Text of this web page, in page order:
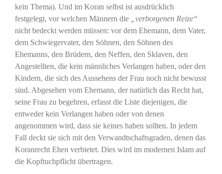
kein Thema). Und im Koran selbst ist ausdrücklich
festgelegt, vor welchen Männern die
„verborgenen Reize“
nicht bedeckt werden müssen: vor dem Ehemann, dem Vater,
dem Schwiegervater, den Söhnen, den Söhnen des
Ehemanns, den Brüdern, den Neffen, den Sklaven, den
Angestellten, die kein männliches Verlangen haben, oder den
Kindern, die sich des Aussehens der Frau noch nicht bewusst
sind. Abgesehen vom Ehemann, der natürlich das Recht hat,
seine Frau zu begehren, erfasst die Liste diejenigen, die
entweder kein Verlangen haben oder von denen
angenommen wird, dass sie keines haben sollten. In jedem
Fall deckt sie sich mit den Verwandtschaftsgraden, denen das
Koranrecht Ehen verbietet. Dies wird im modernen Islam auf
die Kopftuchpflicht übertragen.